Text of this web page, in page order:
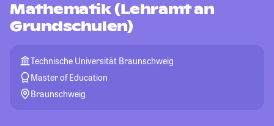
Mathematik (Lehramt an
Grundschulen)
Technische Universität Braunschweig
Master of Education
Braunschweig